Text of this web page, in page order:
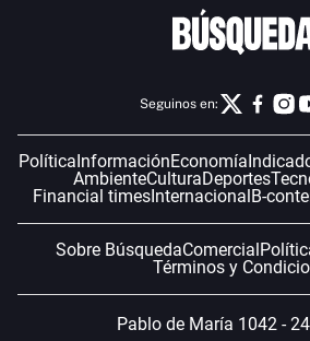
Seguinos en:
PolíticaInformaciónEconomía
AmbienteCulturaDeportes
Financial timesInternacionalB-
Sobre BúsquedaComercial
Términos y
Pablo de María 1042 -